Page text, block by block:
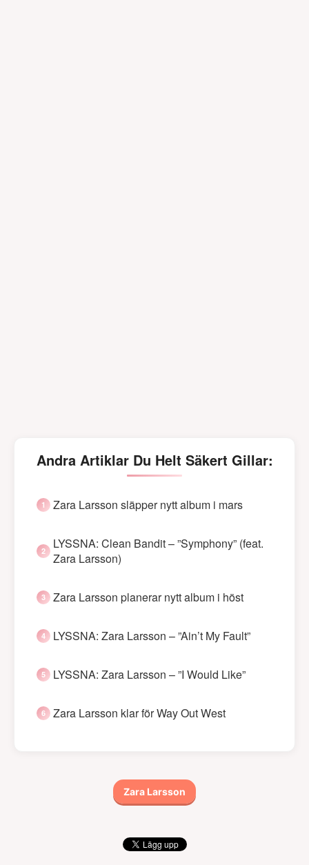
Andra Artiklar Du Helt Säkert Gillar:
Zara Larsson släpper nytt album i mars
LYSSNA: Clean Bandit – ”Symphony” (feat.
Zara Larsson)
Zara Larsson planerar nytt album i höst
LYSSNA: Zara Larsson – ”Ain’t My Fault”
LYSSNA: Zara Larsson – ”I Would Like”
Zara Larsson klar för Way Out West
Zara Larsson